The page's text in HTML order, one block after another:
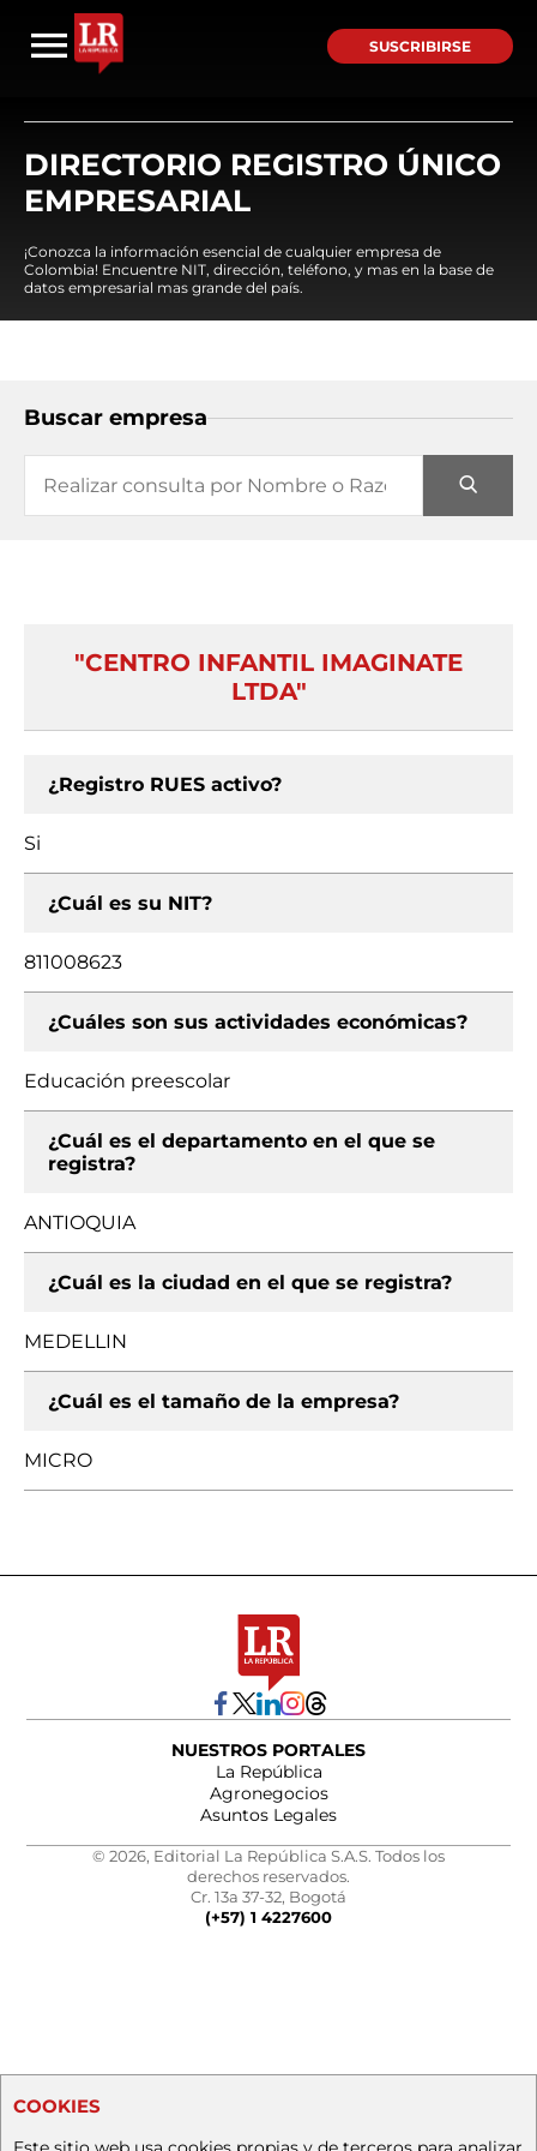
SUSCRIBIRSE
DIRECTORIO REGISTRO ÚNICO
EMPRESARIAL
¡Conozca la información esencial de cualquier empresa de
Colombia! Encuentre NIT, dirección, teléfono, y mas en la base de
datos empresarial mas grande del país.
Buscar empresa
"CENTRO INFANTIL IMAGINATE
LTDA"
¿Registro RUES activo?
Si
¿Cuál es su NIT?
811008623
¿Cuáles son sus actividades económicas?
Educación preescolar
¿Cuál es el departamento en el que se
registra?
ANTIOQUIA
¿Cuál es la ciudad en el que se registra?
MEDELLIN
¿Cuál es el tamaño de la empresa?
MICRO
NUESTROS PORTALES
La República
Agronegocios
Asuntos Legales
© 2026, Editorial La República S.A.S. Todos los
derechos reservados.
Cr. 13a 37-32, Bogotá
(+57) 1 4227600
COOKIES